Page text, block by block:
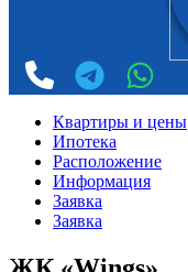
Квартиры и цены
Ипотека
Расположение
Информация
Заявка
Заявка